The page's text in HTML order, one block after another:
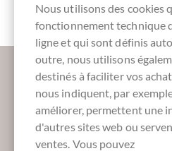
Plus d'informations
Inscrivez-vous ici pour
Nous utilisons des cookies
fonctionnement technique
ligne et qui sont définis
outre, nous utilisons
destinés à faciliter vos
nous indiquent, par
améliorer, permettent une
d'autres sites web ou
ventes. Vous pouvez